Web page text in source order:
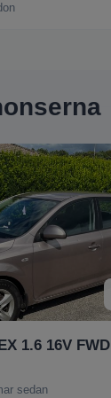
1.6 16V FWD
sedan